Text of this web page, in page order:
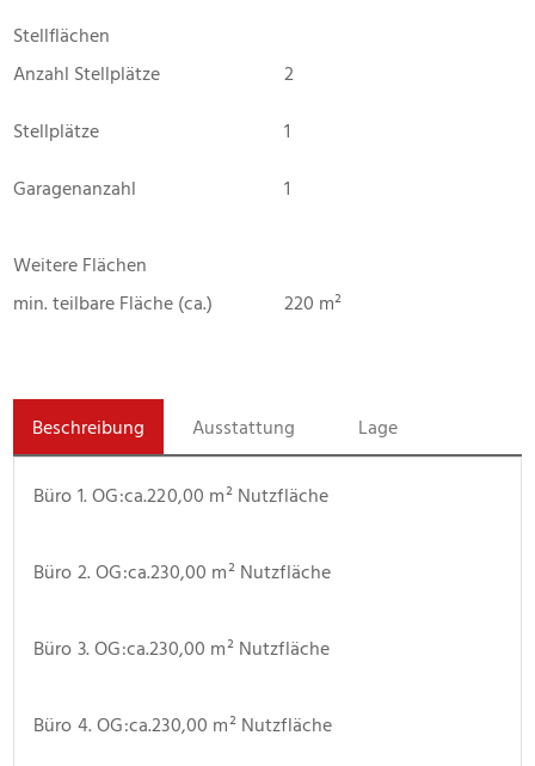
Stellflächen
Anzahl Stellplätze
2
Stellplätze
1
Garagenanzahl
1
Weitere Flächen
min. teilbare Fläche (ca.)
220 m²
Beschreibung Ausstattung Lage
Büro 1. OG:ca.220,00 m² Nutzfläche
Büro 2. OG:ca.230,00 m² Nutzfläche
Büro 3. OG:ca.230,00 m² Nutzfläche
Büro 4. OG:ca.230,00 m² Nutzfläche